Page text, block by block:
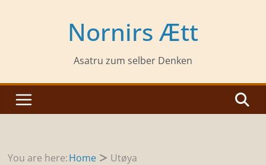
Nornirs Ætt
Asatru zum selber Denken
You are here:Home Utøya